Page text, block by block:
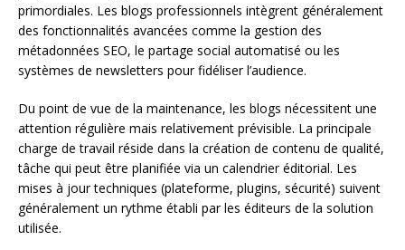
primordiales. Les blogs professionnels intègrent généralement
des fonctionnalités avancées comme la gestion des
métadonnées SEO, le partage social automatisé ou les
systèmes de newsletters pour fidéliser l’audience.
Du point de vue de la maintenance, les blogs nécessitent une
attention régulière mais relativement prévisible. La principale
charge de travail réside dans la création de contenu de qualité,
tâche qui peut être planifiée via un calendrier éditorial. Les
mises à jour techniques (plateforme, plugins, sécurité) suivent
généralement un rythme établi par les éditeurs de la solution
utilisée.